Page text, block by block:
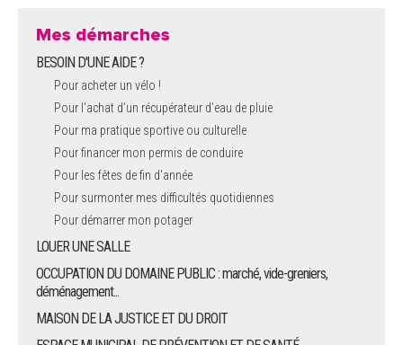
Mes démarches
BESOIN D'UNE AIDE ?
Pour acheter un vélo !
Pour l'achat d’un récupérateur d’eau de pluie
Pour ma pratique sportive ou culturelle
Pour financer mon permis de conduire
Pour les fêtes de fin d'année
Pour surmonter mes difficultés quotidiennes
Pour démarrer mon potager
LOUER UNE SALLE
OCCUPATION DU DOMAINE PUBLIC : marché, vide-greniers,
déménagement...
MAISON DE LA JUSTICE ET DU DROIT